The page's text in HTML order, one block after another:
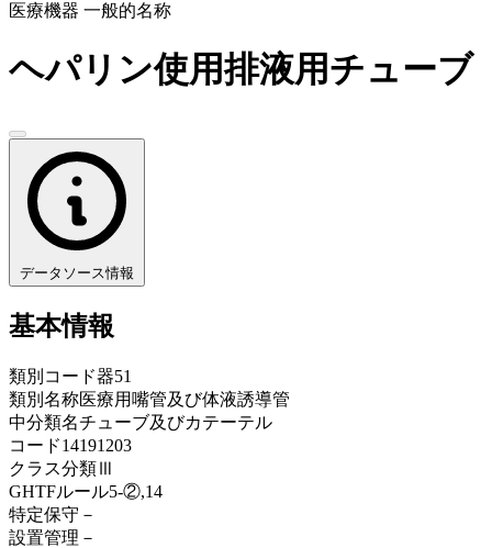
医療機器 一般的名称
ヘパリン使用排液用チューブ
データソース情報
基本情報
類別コード器51
類別名称医療用嘴管及び体液誘導管
中分類名チューブ及びカテーテル
コード14191203
クラス分類Ⅲ
GHTFルール5-②,14
特定保守 －
設置管理 －